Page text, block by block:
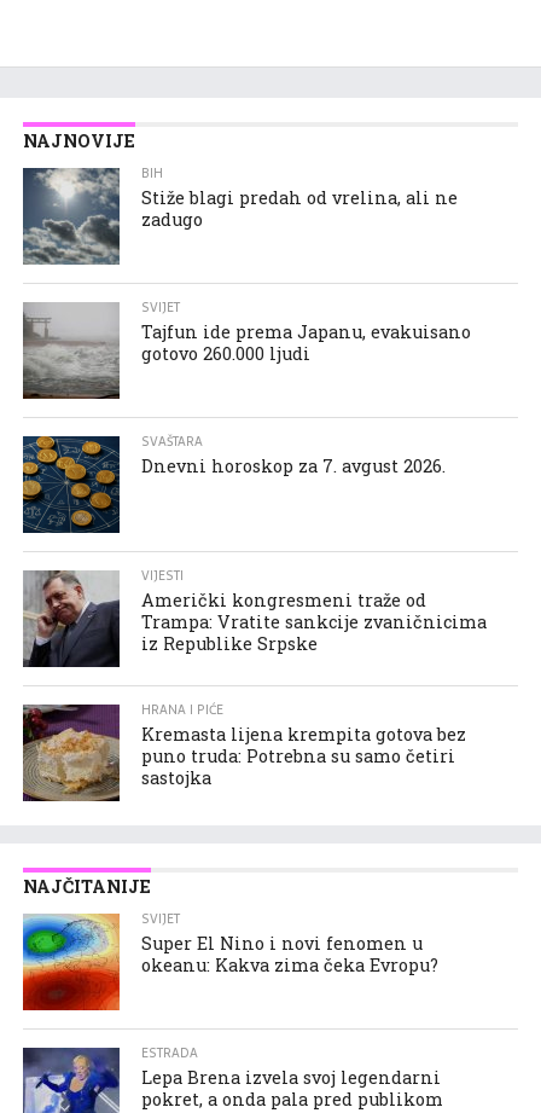
NAJNOVIJE
BIH
Stiže blagi predah od vrelina, ali ne
zadugo
SVIJET
Tajfun ide prema Japanu, evakuisano
gotovo 260.000 ljudi
SVAŠTARA
Dnevni horoskop za 7. avgust 2026.
VIJESTI
Američki kongresmeni traže od
Trampa: Vratite sankcije zvaničnicima
iz Republike Srpske
HRANA I PIĆE
Kremasta lijena krempita gotova bez
puno truda: Potrebna su samo četiri
sastojka
NAJČITANIJE
SVIJET
Super El Nino i novi fenomen u
okeanu: Kakva zima čeka Evropu?
ESTRADA
Lepa Brena izvela svoj legendarni
pokret, a onda pala pred publikom